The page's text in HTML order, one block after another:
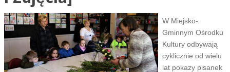
W Miejsko-
Gminnym Ośrodku
Kultury odbywają
cyklicznie od wielu
lat pokazy pisanek